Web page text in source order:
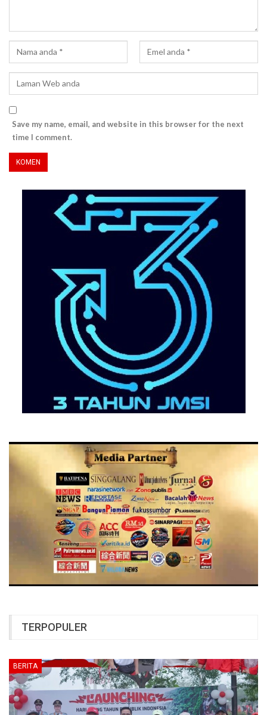
Save my name, email, and website in this browser for the next
time I comment.
TERPOPULER
BERITA